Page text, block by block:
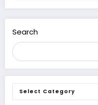
Search
Categories